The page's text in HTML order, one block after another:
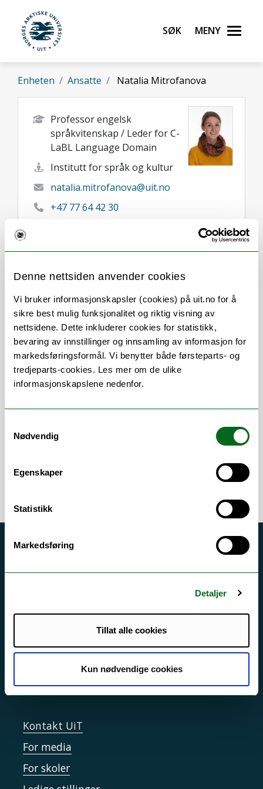
Denne nettsiden anvender cookies
Vi bruker informasjonskapsler (cookies) på uit.no for å
sikre best mulig funksjonalitet og riktig visning av
nettsidene. Dette inkluderer cookies for statistikk,
bevaring av innstillinger og innsamling av informasjon for
markedsføringsformål. Vi benytter både førsteparts- og
tredjeparts-cookies. Les mer om de ulike
informasjonskapslene nedenfor.
Nødvendig
Egenskaper
Statistikk
Markedsføring
Detaljer
Tillat alle cookies
Kun nødvendige cookies
Gå til hovedinnhold
UiT Norges arktiske universitet
Søk Meny
Enheten Ansatte Natalia Mitrofanova
Professor engelsk
språkvitenskap / Leder for C-
LaBL Language Domain
Institutt for språk og kultur
natalia.mitrofanova@uit.no
+47 77 64 42 30
Om
Forskning og undervisning
Publikasjoner
Andre publikasjoner
Her finner du meg
Akutt hjelp
Si ifra!
Personvern ved UiT
Sikkerhet, beredskap og personvern
Informasjonskapsler
Tilgjengelighetserklæring
Kontakt UiT
For media
For skoler